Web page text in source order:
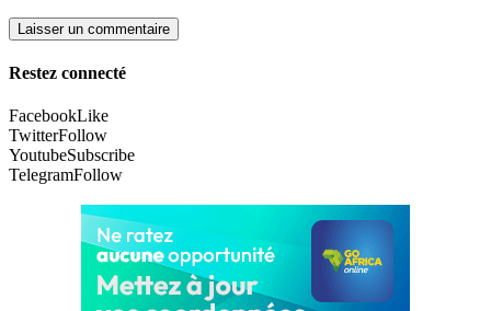
Restez connecté
FacebookLike
TwitterFollow
YoutubeSubscribe
TelegramFollow